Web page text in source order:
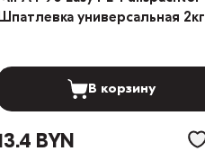
Шпатлевка универсальная 2кг
В корзину
BYN